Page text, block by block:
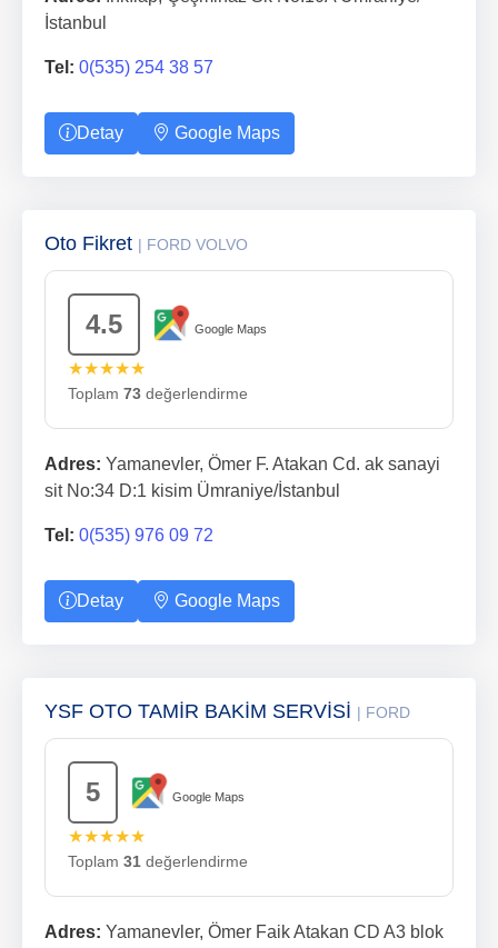
İstanbul
Tel: 0(535) 254 38 57
Detay Google Maps
Oto Fikret | FORD VOLVO
4.5 Google Maps
★★★★★
Toplam 73 değerlendirme
Adres: Yamanevler, Ömer F. Atakan Cd. ak sanayi
sit No:34 D:1 kisim Ümraniye/İstanbul
Tel: 0(535) 976 09 72
Detay Google Maps
YSF OTO TAMİR BAKİM SERVİSİ | FORD
5 Google Maps
★★★★★
Toplam 31 değerlendirme
Adres: Yamanevler, Ömer Faik Atakan CD A3 blok